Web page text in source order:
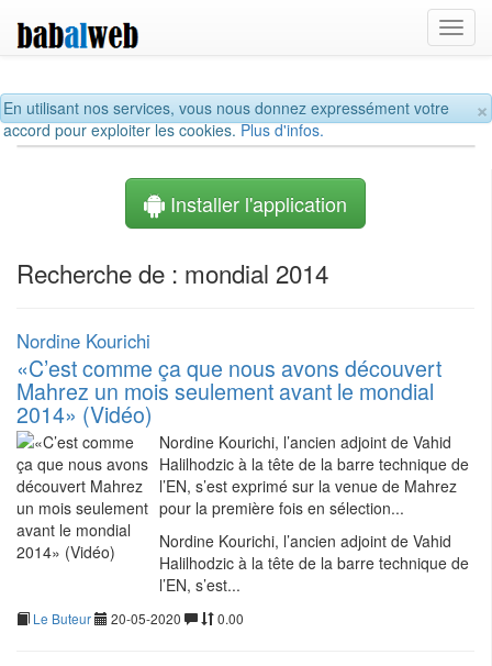
×
En utilisant nos services, vous nous donnez expressément votre
accord pour exploiter les cookies.Plus d'infos.
Installer l'application
Recherche de : mondial 2014
Nordine Kourichi
«C’est comme ça que nous avons découvert
Mahrez un mois seulement avant le mondial
2014» (Vidéo)
Nordine Kourichi, l’ancien adjoint de Vahid
Halilhodzic à la tête de la barre technique de
l’EN, s’est exprimé sur la venue de Mahrez
pour la première fois en sélection...
Nordine Kourichi, l’ancien adjoint de Vahid
Halilhodzic à la tête de la barre technique de
l’EN, s’est...
Le Buteur 20-05-2020 0.00